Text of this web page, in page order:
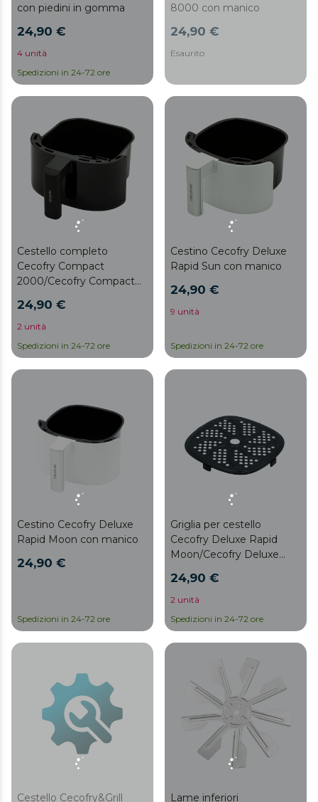
con piedini in gomma
24,90 €
4 unità
Spedizioni in 24-72 ore
8000 con manico
24,90 €
Esaurito
Cestello completo
Cecofry Compact
2000/Cecofry Compact
24,90 €
2 unità
Spedizioni in 24-72 ore
Cestino Cecofry Deluxe
Rapid Sun con manico
24,90 €
9 unità
Spedizioni in 24-72 ore
Cestino Cecofry Deluxe
Rapid Moon con manico
24,90 €
Spedizioni in 24-72 ore
Griglia per cestello
Cecofry Deluxe Rapid
Moon/Cecofry Deluxe
24,90 €
2 unità
Spedizioni in 24-72 ore
Cestello Cecofry&Grill Lame inferiori